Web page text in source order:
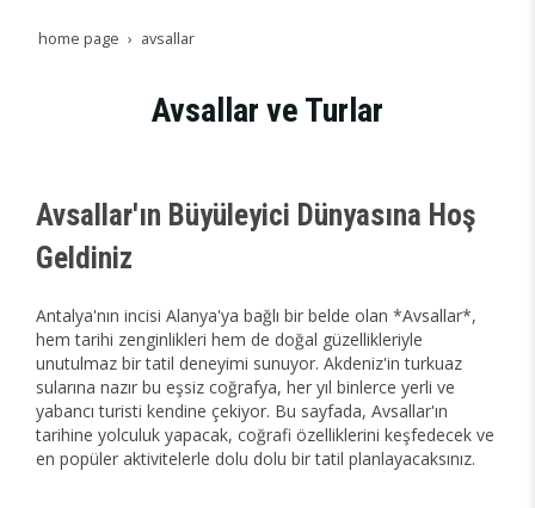
home page avsallar
Avsallar ve Turlar
Avsallar'ın Büyüleyici Dünyasına Hoş
Geldiniz
Antalya'nın incisi Alanya'ya bağlı bir belde olan *Avsallar*,
hem tarihi zenginlikleri hem de doğal güzellikleriyle
unutulmaz bir tatil deneyimi sunuyor. Akdeniz'in turkuaz
sularına nazır bu eşsiz coğrafya, her yıl binlerce yerli ve
yabancı turisti kendine çekiyor. Bu sayfada, Avsallar'ın
tarihine yolculuk yapacak, coğrafi özelliklerini keşfedecek ve
en popüler aktivitelerle dolu dolu bir tatil planlayacaksınız.